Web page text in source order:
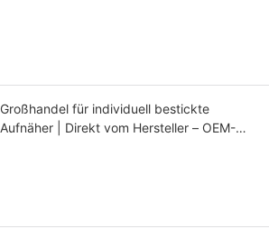
Großhandel für individuell bestickte
Aufnäher | Direkt vom Hersteller – OEM-